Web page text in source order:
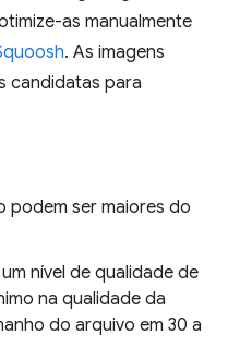
as manualmente
. As imagens
candidatas para
podem ser maiores do
nível de qualidade de
na qualidade da
do arquivo em 30 a